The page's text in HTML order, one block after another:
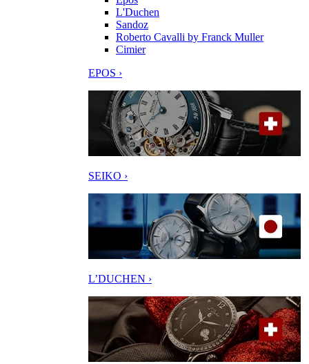
L'Duchen
Sandoz
Roberto Cavalli by Franck Muller
Cimier
EPOS ›
SEIKO ›
L’DUCHEN ›